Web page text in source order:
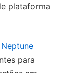
plataforma
Neptune
para